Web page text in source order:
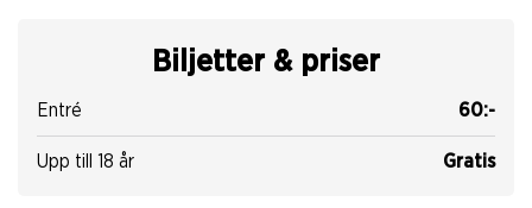
Biljetter & priser
Entré 60:-
Upp till 18 år Gratis